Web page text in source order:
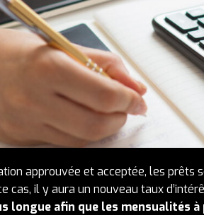
approuvée et acceptée, les
cas, il y aura un nouveau taux
longue afin que les mensualités à